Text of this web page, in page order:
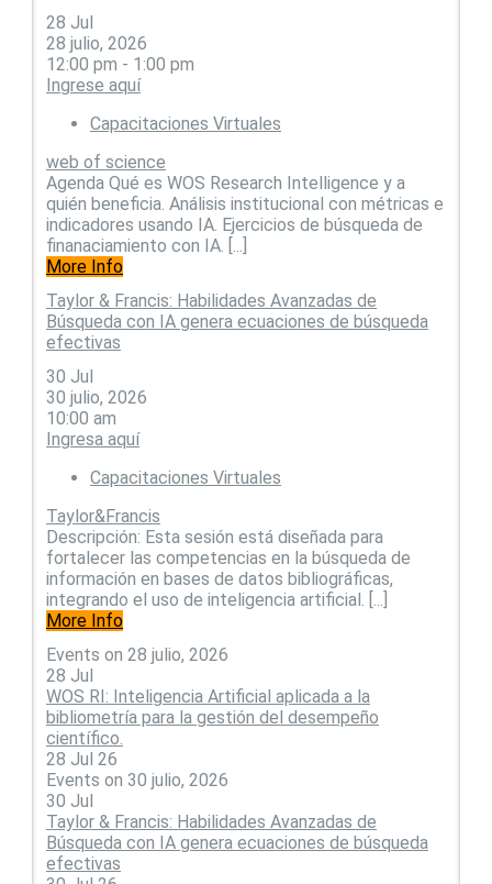
28 Jul
28 julio, 2026
12:00 pm - 1:00 pm
Ingrese aquí
Capacitaciones Virtuales
web of science
Agenda Qué es WOS Research Intelligence y a
quién beneficia. Análisis institucional con métricas e
indicadores usando IA. Ejercicios de búsqueda de
finanaciamiento con IA. [...]
More Info
Taylor & Francis: Habilidades Avanzadas de
Búsqueda con IA genera ecuaciones de búsqueda
efectivas
30 Jul
30 julio, 2026
10:00 am
Ingresa aquí
Capacitaciones Virtuales
Taylor&Francis
Descripción: Esta sesión está diseñada para
fortalecer las competencias en la búsqueda de
información en bases de datos bibliográficas,
integrando el uso de inteligencia artificial. [...]
More Info
Events on 28 julio, 2026
28 Jul
WOS RI: Inteligencia Artificial aplicada a la
bibliometría para la gestión del desempeño
científico.
28 Jul 26
Events on 30 julio, 2026
30 Jul
Taylor & Francis: Habilidades Avanzadas de
Búsqueda con IA genera ecuaciones de búsqueda
efectivas